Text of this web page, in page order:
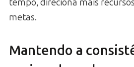
tempo, direciona mais
metas.
Mantendo a